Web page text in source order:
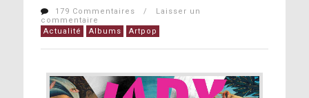
179 Commentaires / Laisser un
commentaire
Actualité
Albums Artpop